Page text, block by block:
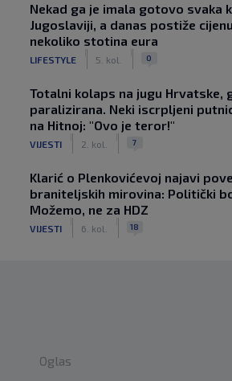
Nekad ga je imala gotovo svaka
Jugoslaviji, a danas postiže
nekoliko stotina eura
LIFESTYLE 5. kol. 0
Totalni kolaps na jugu Hrvatske,
paralizirana. Neki iscrpljeni
na Hitnoj: "Ovo je teror!"
VIJESTI 2. kol. 7
Klarić o Plenkovićevoj najavi
braniteljskih mirovina: Politički
Možemo, ne za HDZ
VIJESTI 6. kol. 18
Oglas